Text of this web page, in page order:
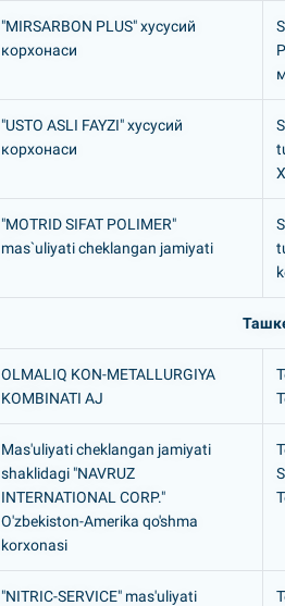
"MIRSARBON PLUS" хусусий
корхонаси
"USTO ASLI FAYZI" хусусий
корхонаси
"MOTRID SIFAT POLIMER"
mas`uliyati cheklangan jamiyati
OLMALIQ KON-METALLURGIYA
KOMBINATI AJ
Mas'uliyati cheklangan jamiyati
shaklidagi "NAVRUZ
INTERNATIONAL CORP."
O'zbekiston-Amerika qo'shma
korxonasi
"NITRIC-SERVICE" mas'uliyati